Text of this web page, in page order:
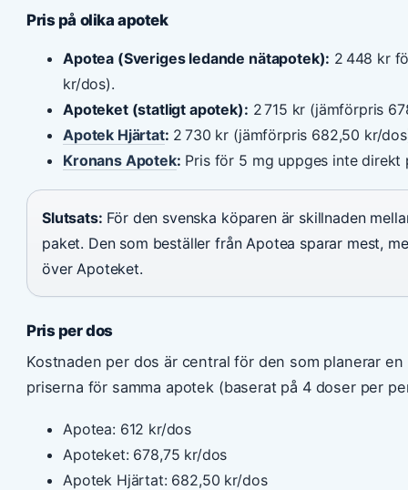
Pris på olika apotek
Apotea (Sveriges ledande nätapotek): 2 448 kr
kr/dos).
Apoteket (statligt apotek): 2 715 kr (jämförpris
Apotek Hjärtat: 2 730 kr (jämförpris 682,50 kr/
Kronans Apotek: Pris för 5 mg uppges inte direkt
Slutsats: För den svenska köparen är skillnaden
paket. Den som beställer från Apotea sparar mest,
över Apoteket.
Pris per dos
Kostnaden per dos är central för den som planerar
priserna för samma apotek (baserat på 4 doser per
Apotea: 612 kr/dos
Apoteket: 678,75 kr/dos
Apotek Hjärtat: 682,50 kr/dos